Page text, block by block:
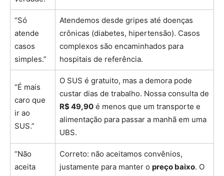
“Só
atende
casos
simples.”
Atendemos desde gripes até doenças
crônicas (diabetes, hipertensão). Casos
complexos são encaminhados para
hospitais de referência.
“É mais
caro que
ir ao
SUS.”
O SUS é gratuito, mas a demora pode
custar dias de trabalho. Nossa consulta de
R$ 49,90 é menos que um transporte e
alimentação para passar a manhã em uma
UBS.
“Não
aceita
Correto: não aceitamos convênios,
justamente para manter o preço baixo. O